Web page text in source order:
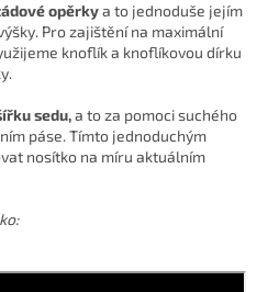
opěrkya to jednoduše jejím
Pro zajištění na maximální
knoflík a knoflíkovou dírku
sedu,a to za pomoci suchého
páse. Tímto jednoduchým
nosítko na míru aktuálním